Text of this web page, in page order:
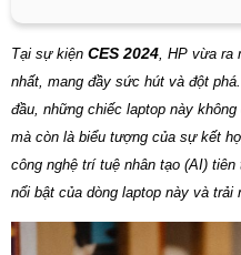
Tại sự kiện CES 2024, HP vừa ra
nhất, mang đầy sức hút và đột
đầu, những chiếc laptop này
mà còn là biểu tượng của sự kết
công nghệ trí tuệ nhân tạo (AI)
nổi bật của dòng laptop này và